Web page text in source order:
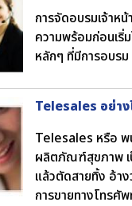
การจัดอบรมเจ้าห
ความพร้อมก่อนเริ่
หลักๆ ที่มีการอบร
Telesales อย่า
Telesales หรือ พ
ผลิตภัณฑ์สุขภาพ เ
แล้วตัดสายทิ้ง อ้า
การขายทางโทรศั